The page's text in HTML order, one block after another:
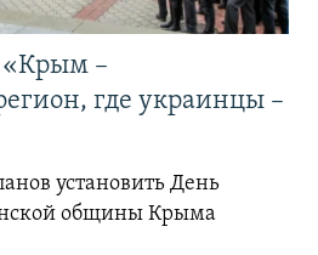
–
где украинцы –
установить День
общины Крыма